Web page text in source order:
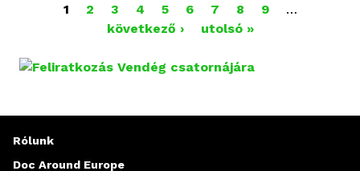
K
o
D
L
1 2 3 4 5 6 7 8 9
…
következő ›
utolsó »
Rólunk
Doc Around Europe